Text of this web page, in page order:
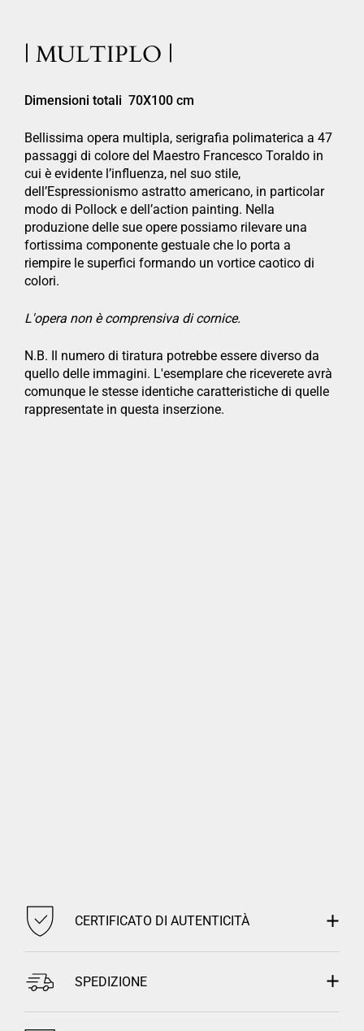
| MULTIPLO |
Dimensioni totali 70X100 cm
Bellissima opera multipla, serigrafia polimaterica a 47
passaggi di colore del Maestro Francesco Toraldo in
cui è evidente l’influenza, nel suo stile,
dell’Espressionismo astratto americano, in particolar
modo di Pollock e dell’action painting. Nella
produzione delle sue opere possiamo rilevare una
fortissima componente gestuale che lo porta a
riempire le superfici formando un vortice caotico di
colori.
L'opera non è comprensiva di cornice.
N.B. Il numero di tiratura potrebbe essere diverso da
quello delle immagini. L'esemplare che riceverete avrà
comunque le stesse identiche caratteristiche di quelle
rappresentate in questa inserzione.
CERTIFICATO DI AUTENTICITÀ
SPEDIZIONE